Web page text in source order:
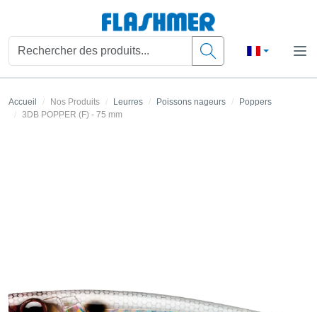
Accueil Nos Produits Leurres Poissons nageurs
Poppers
3DB POPPER (F) - 75 mm